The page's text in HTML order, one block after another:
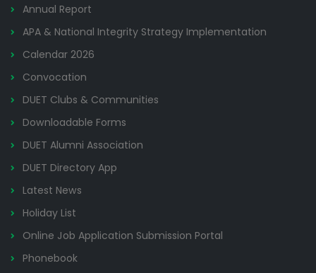
Annual Report
APA & National Integrity Strategy Implementation
Calendar 2026
Convocation
DUET Clubs & Communities
Downloadable Forms
DUET Alumni Association
DUET Directory App
Latest News
Holiday List
Online Job Application Submission Portal
Phonebook